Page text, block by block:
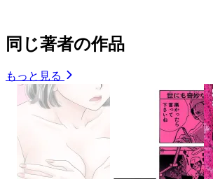
同じ著者の作品
もっと見る